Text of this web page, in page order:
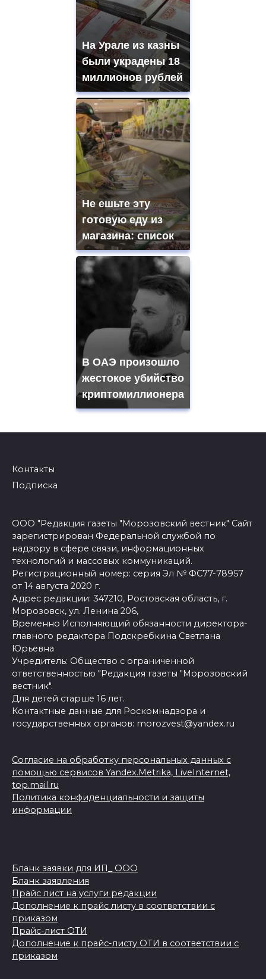
На Урале из казны
были украдены 18
миллионов рублей
Не ешьте эту
готовую еду из
магазина: список
В ОАЭ произошло
жестокое убийство
криптомиллионера
Контакты
Подписка
ООО "Редакция газеты "Морозовский вестник" Сайт
зарегистрирован Федеральной службой по
надзору в сфере связи, информационных
технологий и массовых коммуникаций.
Регистрационный номер: серия Эл № ФС77-78957
от 14 августа 2020 г.
Адрес редакции: 347210, Ростовская область, г.
Морозовск, ул. Ленина 206,
Временно Исполняющий обязанности директора-
главного редактора Подскребкина Светлана
Юрьевна
Учредитель: Общество с ограниченной
ответственностью "Редакция газеты "Морозовский
вестник".
Для детей старше 16 лет.
Контактные данные для Роскомнадзора и
государственных органов: morozvest@yandex.ru
Согласие на обработку персональных данных с
помощью сервисов Yandex.Metrika, LiveInternet,
top.mail.ru
Политика конфиденциальности и защиты
информации
Бланк заявки для ИП_ ООО
Бланк заявления
Прайс лист на услуги редакции
Дополнение к прайс листу в соответствии с
приказом
Прайс-лист ОТИ
Дополнение к прайс-листу ОТИ в соответствии с
приказом